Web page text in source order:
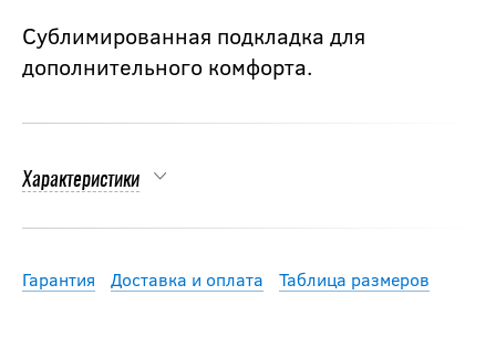
Сублимированная подкладка для
дополнительного комфорта.
Характеристики
Гарантия Доставка и оплата Таблица размеров